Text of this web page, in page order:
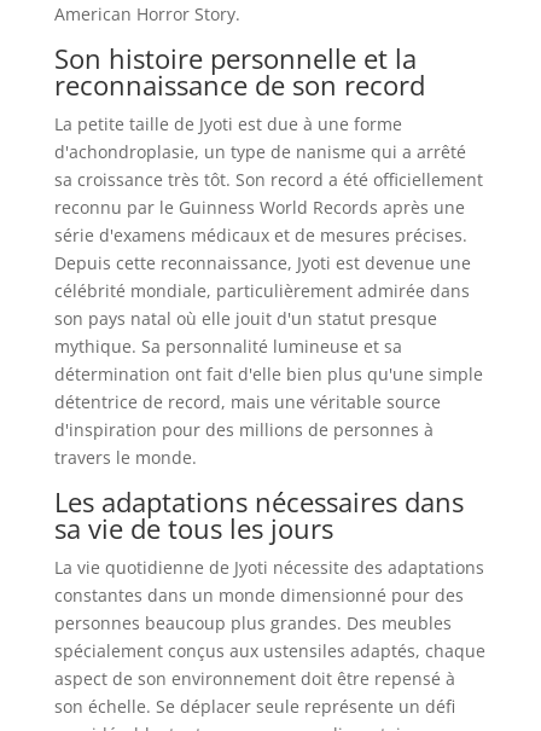
American Horror Story.
Son histoire personnelle et la
reconnaissance de son record
La petite taille de Jyoti est due à une forme
d'achondroplasie, un type de nanisme qui a arrêté
sa croissance très tôt. Son record a été officiellement
reconnu par le Guinness World Records après une
série d'examens médicaux et de mesures précises.
Depuis cette reconnaissance, Jyoti est devenue une
célébrité mondiale, particulièrement admirée dans
son pays natal où elle jouit d'un statut presque
mythique. Sa personnalité lumineuse et sa
détermination ont fait d'elle bien plus qu'une simple
détentrice de record, mais une véritable source
d'inspiration pour des millions de personnes à
travers le monde.
Les adaptations nécessaires dans
sa vie de tous les jours
La vie quotidienne de Jyoti nécessite des adaptations
constantes dans un monde dimensionné pour des
personnes beaucoup plus grandes. Des meubles
spécialement conçus aux ustensiles adaptés, chaque
aspect de son environnement doit être repensé à
son échelle. Se déplacer seule représente un défi